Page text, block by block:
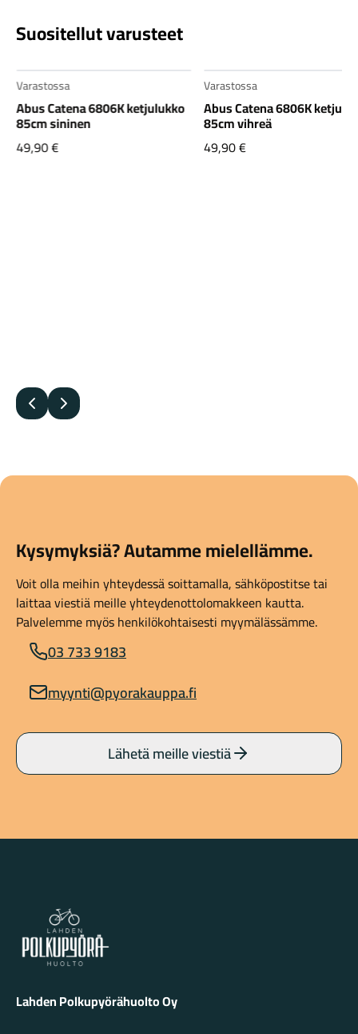
Suositellut varusteet
Varastossa
Abus Catena 6806K ketjulukko
85cm sininen
49,90€
Varastossa
Abus Catena 6806K
85cm vihreä
49,90€
Edellinen
Seuraava
Kysymyksiä? Autamme mielellämme.
Voit olla meihin yhteydessä soittamalla, sähköpostitse tai
laittaa viestiä meille yhteydenottolomakkeen kautta.
Palvelemme myös henkilökohtaisesti myymälässämme.
03 733 9183
myynti@pyorakauppa.fi
Lähetä meille viestiä
Lahden Polkupyörähuolto - etusivulle
Lahden Polkupyörähuolto Oy